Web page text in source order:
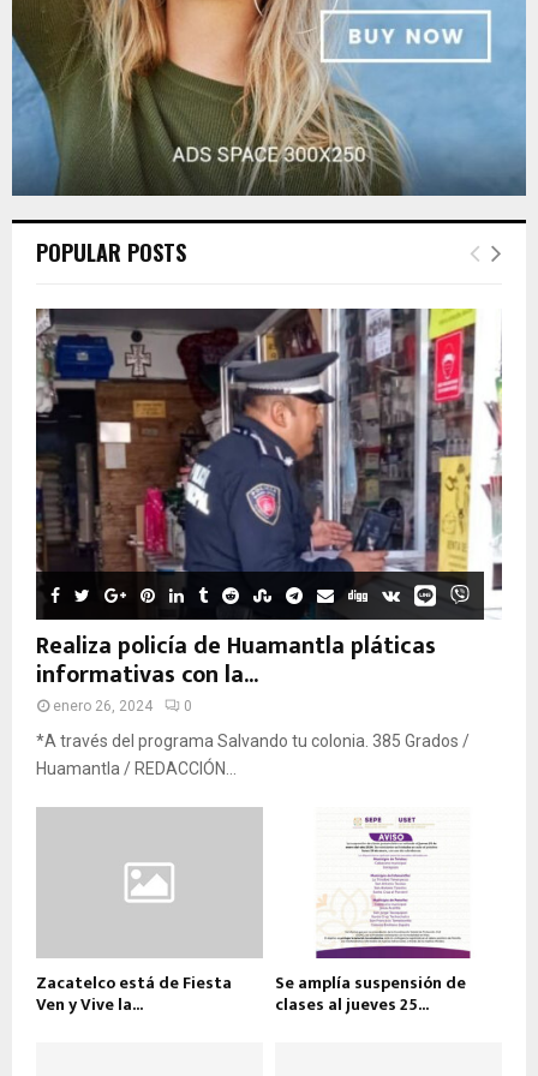
POPULAR POSTS
Realiza policía de Huamantla pláticas
informativas con la...
enero 26, 2024 0
*A través del programa Salvando tu colonia. 385 Grados /
Huamantla / REDACCIÓN...
Zacatelco está de Fiesta
Ven y Vive la...
Se amplía suspensión de
clases al jueves 25...